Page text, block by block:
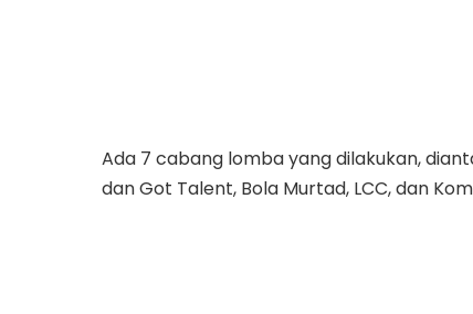
Ada 7 cabang lomba yang dilakukan,
dan Got Talent, Bola Murtad, LCC, dan